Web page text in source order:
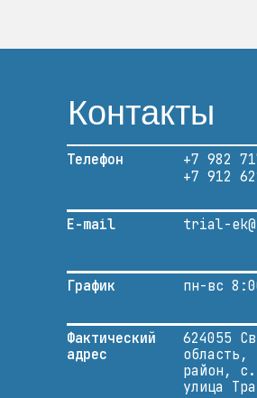
Контакты
Телефон
+7 982
+7 912
E-mail trial-
График пн-вс
Фактический
адрес
624055
область,
район, с.
улица